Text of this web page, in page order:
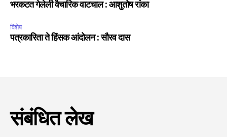
भरकटत गेलेली वैचारिक वाटचाल : आशुतोष रांका
विशेष
पत्रकारिता ते हिंसक आंदोलन : सौरव दास
संबंधित लेख